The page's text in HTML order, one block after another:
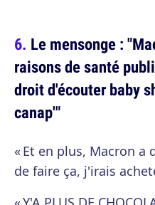
Le mensonge :
raisons de santé
droit d'écouter baby
canap'"
« Et en plus, Macron a
de faire ça, j'irais